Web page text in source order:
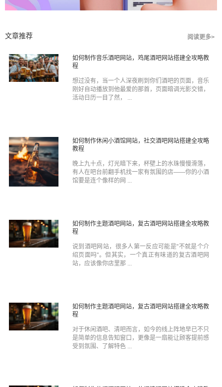
文章推荐 阅读更多>
如何制作音乐酒吧网站，鸡尾酒吧网站搭建全攻略教
程
想过没有，当一个人深夜刷到你们酒吧的页面，音乐
刚好自动播放到他最爱的那首，页面暗调光影交错，
活动日历一目了然， ...
如何制作休闲小酒馆网站，社交酒吧网站搭建全攻略
教程
晚上九十点，灯光暗下来，杯壁上的水珠慢慢滑落，
有人在吧台前翻手机找一家有氛围的店——你的小酒
馆要是连个像样的网 ...
如何制作主题酒吧网站，复古酒吧网站搭建全攻略教
程
说到酒吧网站，很多人第一反应可能是"不就是个介
绍页面吗"。但其实，一个真正有味道的复古酒吧网
站，应该像你店里那 ...
如何制作主题酒吧网站，复古酒吧网站搭建全攻略教
程
对于休闲酒吧、清吧而言，如今的线上阵地早已不只
是简单的信息告知窗口，更像是一扇能让顾客提前感
受到氛围、了解特色 ...